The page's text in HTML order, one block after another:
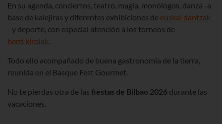
En su agenda, conciertos, teatro, magia, monólogos, danza -a
base de kalejiras y diferentes exhibiciones de euskal dantzak
- y deporte, con especial atención a los torneos de
herri kirolak.
Todo ello acompañado de buena gastronomía de la tierra,
reunida en el Basque Fest Gourmet.
No te pierdas otra de las fiestas de Bilbao 2026 durante las
vacaciones.